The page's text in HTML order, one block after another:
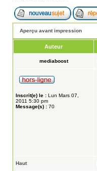
Aperçu avant impression
Auteur
mediaboost
Inscrit(e) le : Lun Mars 07,
2011 5:30 pm
Message(s) : 70
Haut